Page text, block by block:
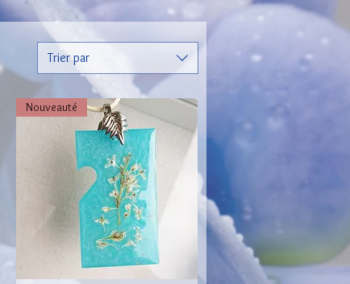
Trier par
Nouveauté